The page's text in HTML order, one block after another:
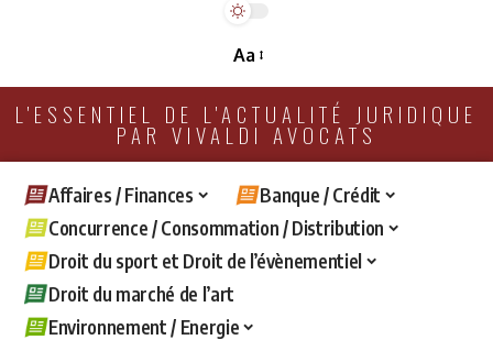
Aa
L'ESSENTIEL DE L'ACTUALITÉ JURIDIQUE
PAR VIVALDI AVOCATS
Affaires / Finances
Banque / Crédit
Concurrence / Consommation / Distribution
Droit du sport et Droit de l’évènementiel
Droit du marché de l’art
Environnement / Energie